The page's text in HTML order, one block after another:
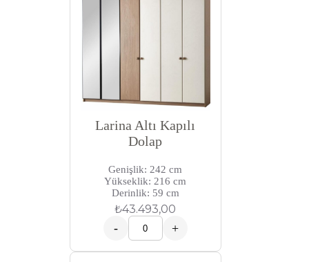
Larina Altı Kapılı
Dolap
Genişlik: 242 cm
Yükseklik: 216 cm
Derinlik: 59 cm
₺43.493,00
- +